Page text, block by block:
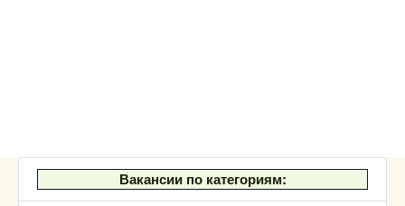
Вакансии по категориям: